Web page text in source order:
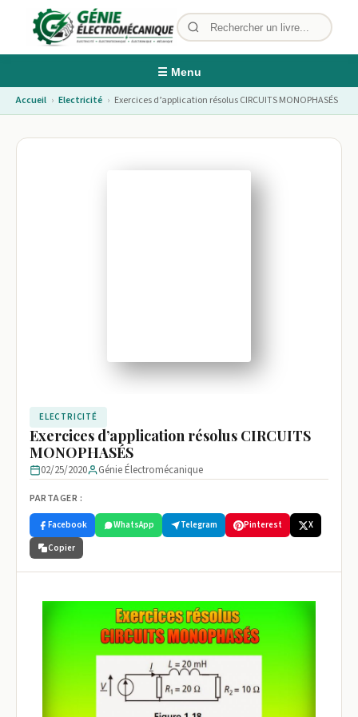
☰ Menu
Accueil › Electricité › Exercices d’application résolus CIRCUITS MONOPHASÉS
ELECTRICITÉ
Exercices d’application résolus CIRCUITS
MONOPHASÉS
02/25/2020 Génie Électromécanique
PARTAGER :
Facebook WhatsApp Telegram Pinterest
X
Copier